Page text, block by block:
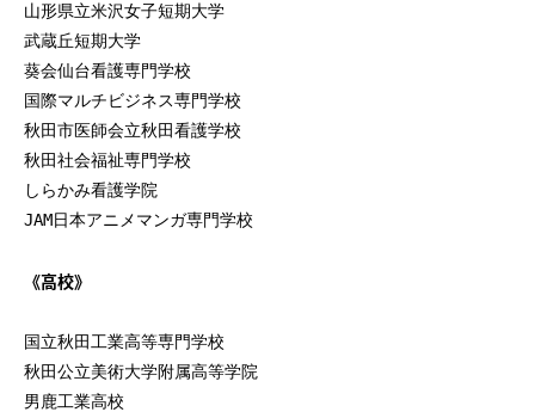
山形県立米沢女子短期大学
武蔵丘短期大学
葵会仙台看護専門学校
国際マルチビジネス専門学校
秋田市医師会立秋田看護学校
秋田社会福祉専門学校
しらかみ看護学院
JAM日本アニメマンガ専門学校
《高校》
国立秋田工業高等専門学校
秋田公立美術大学附属高等学院
男鹿工業高校